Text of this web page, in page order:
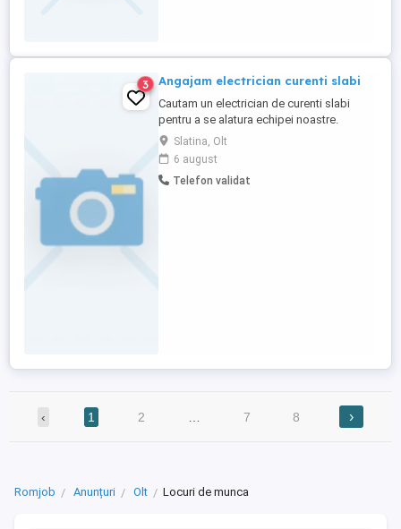
3 Angajam electrician curenti slabi
Cautam un electrician de curenti slabi
pentru a se alatura echipei noastre.
Candidatul ideal va fi responsabil de
instalarea, intretinerea si repararea
sistemelor de curenti slabi, inclusiv, dar
fara a se limita la: sisteme de detectie si
Slatina, Olt
6 august
Telefon validat
‹ 1 2 7 8 ›
Romjob Anunțuri Olt Locuri de munca